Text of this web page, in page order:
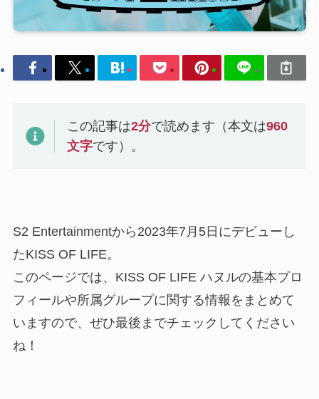
この記事は2分で読めます（本文は960
文字です）。
S2 Entertainmentから2023年7月5日にデビューし
たKISS OF LIFE。
このページでは、KISS OF LIFE ハヌルの基本プロ
フィールや所属グループに関する情報をまとめて
いますので、ぜひ最後までチェックしてください
ね！